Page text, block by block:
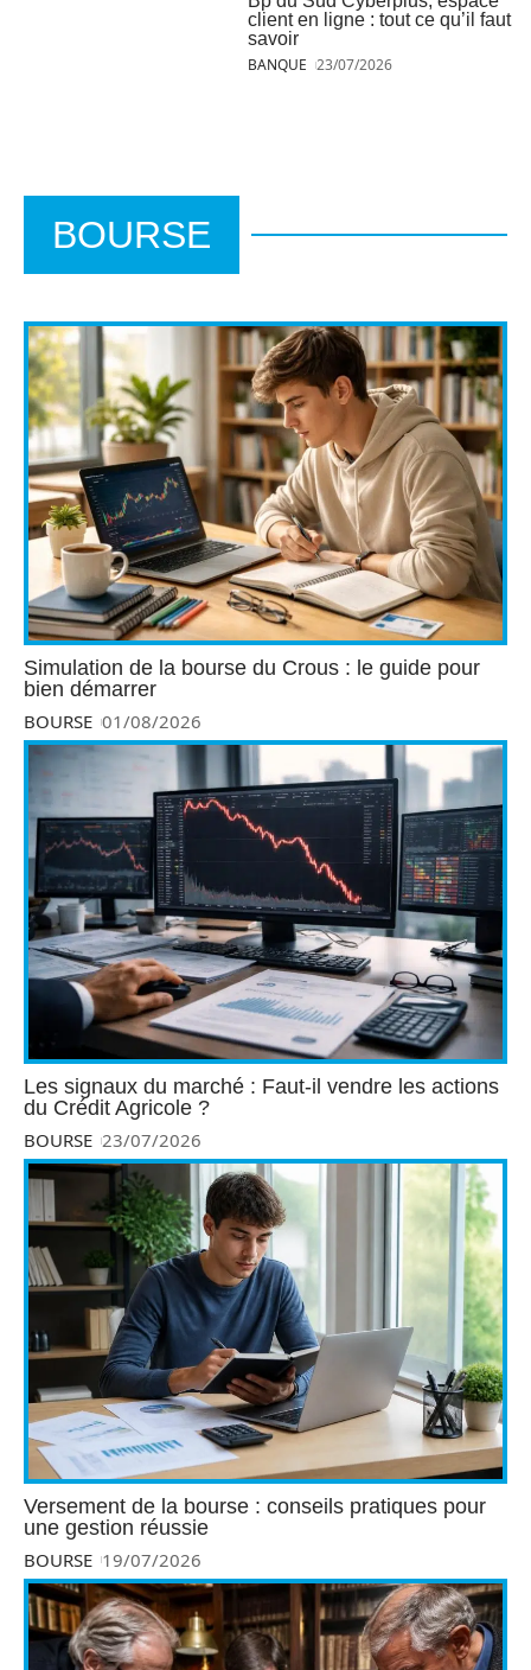
client en ligne : tout ce qu’il faut
savoir
BANQUE 23/07/2026
BOURSE
Simulation de la bourse du Crous : le guide pour
bien démarrer
BOURSE 01/08/2026
Les signaux du marché : Faut-il vendre les actions
du Crédit Agricole ?
BOURSE 23/07/2026
Versement de la bourse : conseils pratiques pour
une gestion réussie
BOURSE 19/07/2026